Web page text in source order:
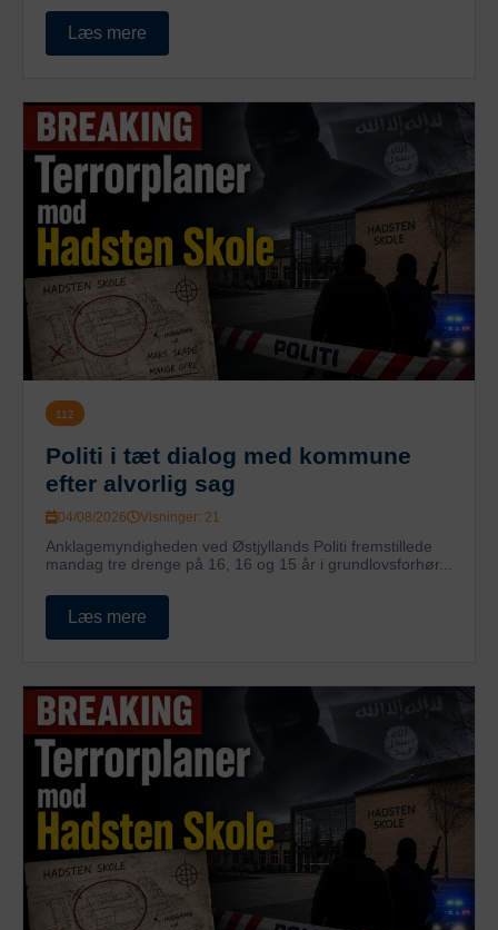
Læs mere
112
Politi i tæt dialog med kommune
efter alvorlig sag
04/08/2026 Visninger: 21
Anklagemyndigheden ved Østjyllands Politi fremstillede
mandag tre drenge på 16, 16 og 15 år i grundlovsforhør...
Læs mere